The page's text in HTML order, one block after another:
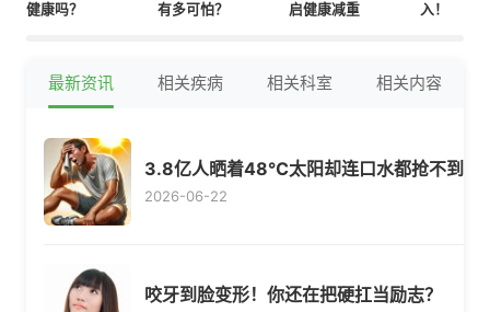
健康吗？
有多可怕？
启健康减重
入！
最新资讯 相关疾病 相关科室 相关内容
3.8亿人晒着48℃太阳却连口水都抢不到
2026-06-22
咬牙到脸变形！你还在把硬扛当励志？